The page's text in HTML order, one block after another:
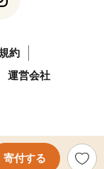
寄付する
約
運営会社